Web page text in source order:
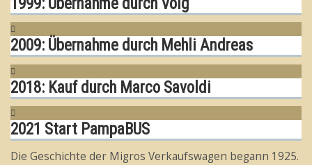
1999: Übernahme durch Volg
2009: Übernahme durch Mehli Andreas
2018: Kauf durch Marco Savoldi
2021 Start PampaBUS
Die Geschichte der Migros Verkaufswagen begann 1925.